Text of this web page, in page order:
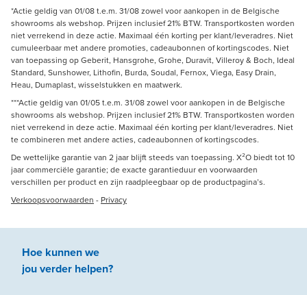
*Actie geldig van 01/08 t.e.m. 31/08 zowel voor aankopen in de Belgische
showrooms als webshop. Prijzen inclusief 21% BTW. Transportkosten worden
niet verrekend in deze actie. Maximaal één korting per klant/leveradres. Niet
cumuleerbaar met andere promoties, cadeaubonnen of kortingscodes. Niet
van toepassing op Geberit, Hansgrohe, Grohe, Duravit, Villeroy & Boch, Ideal
Standard, Sunshower, Lithofin, Burda, Soudal, Fernox, Viega, Easy Drain,
Heau, Dumaplast, wisselstukken en maatwerk.
***Actie geldig van 01/05 t.e.m. 31/08 zowel voor aankopen in de Belgische
showrooms als webshop. Prijzen inclusief 21% BTW. Transportkosten worden
niet verrekend in deze actie. Maximaal één korting per klant/leveradres. Niet
te combineren met andere acties, cadeaubonnen of kortingscodes.
De wettelijke garantie van 2 jaar blijft steeds van toepassing. X²O biedt tot 10
jaar commerciële garantie; de exacte garantieduur en voorwaarden
verschillen per product en zijn raadpleegbaar op de productpagina’s.
Verkoopsvoorwaarden - Privacy
Hoe kunnen we
jouverder helpen?